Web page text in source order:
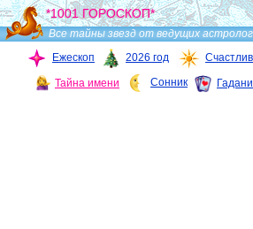
*1001 ГОРОСКОП*
Все тайны звезд от ведущих
Ежескоп
2026 год
Тайна имени Сонник